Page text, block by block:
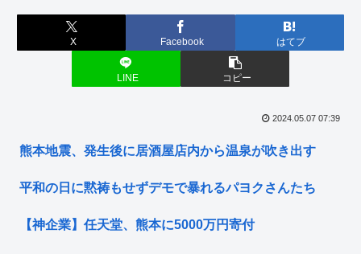
X Facebook はてブ
LINE コピー
2024.05.07 07:39
熊本地震、発生後に居酒屋店内から温泉が吹き出す
平和の日に黙祷もせずデモで暴れるパヨクさんたち
【神企業】任天堂、熊本に5000万円寄付